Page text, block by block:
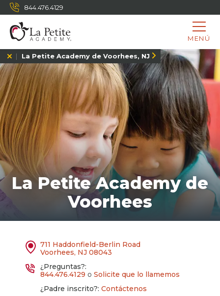
844.476.4129
MENÚ
La Petite Academy de Voorhees, NJ
La Petite Academy de
Voorhees
711 Haddonfield-Berlin Road
Voorhees, NJ 08043
¿Preguntas?:
844.476.4129 o Solicite que lo llamemos
¿Padre inscrito?: Contáctenos